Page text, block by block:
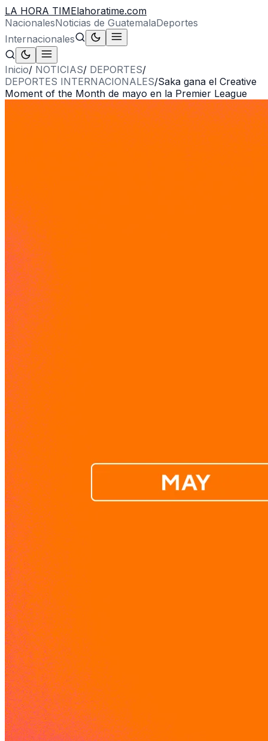
LA HORA TIMElahoratime.com
NacionalesNoticias de GuatemalaDeportes
Internacionales
Inicio/ NOTICIAS/ DEPORTES/
DEPORTES INTERNACIONALES/Saka gana el Creative
Moment of the Month de mayo en la Premier League